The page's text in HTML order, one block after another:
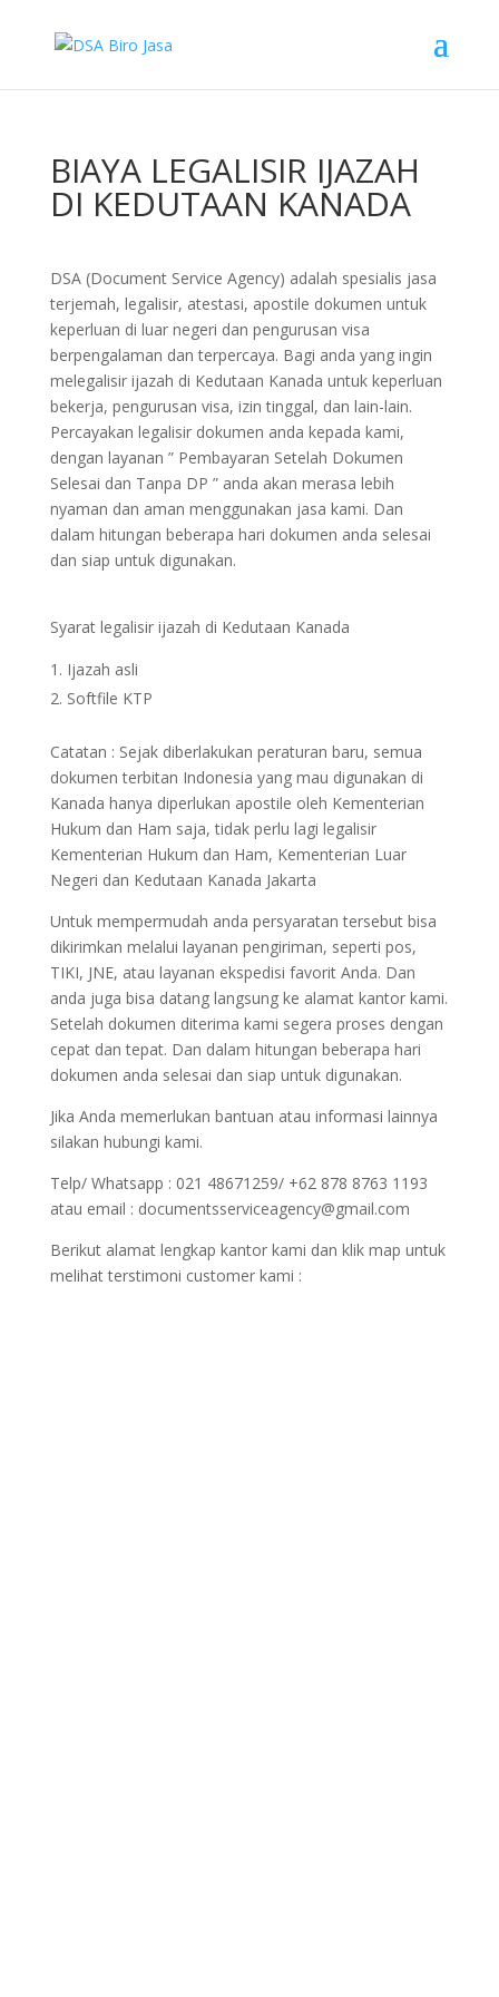
BIAYA LEGALISIR IJAZAH
DI KEDUTAAN KANADA
DSA (Document Service Agency) adalah spesialis jasa
terjemah, legalisir, atestasi, apostile dokumen untuk
keperluan di luar negeri dan pengurusan visa
berpengalaman dan terpercaya. Bagi anda yang ingin
melegalisir ijazah di Kedutaan Kanada untuk keperluan
bekerja, pengurusan visa, izin tinggal, dan lain-lain.
Percayakan legalisir dokumen anda kepada kami,
dengan layanan ” Pembayaran Setelah Dokumen
Selesai dan Tanpa DP ” anda akan merasa lebih
nyaman dan aman menggunakan jasa kami. Dan
dalam hitungan beberapa hari dokumen anda selesai
dan siap untuk digunakan.
Syarat legalisir ijazah di Kedutaan Kanada
Ijazah asli
Softfile KTP
Catatan : Sejak diberlakukan peraturan baru, semua
dokumen terbitan Indonesia yang mau digunakan di
Kanada hanya diperlukan apostile oleh Kementerian
Hukum dan Ham saja, tidak perlu lagi legalisir
Kementerian Hukum dan Ham, Kementerian Luar
Negeri dan Kedutaan Kanada Jakarta
Untuk mempermudah anda persyaratan tersebut bisa
dikirimkan melalui layanan pengiriman, seperti pos,
TIKI, JNE, atau layanan ekspedisi favorit Anda. Dan
anda juga bisa datang langsung ke alamat kantor kami.
Setelah dokumen diterima kami segera proses dengan
cepat dan tepat. Dan dalam hitungan beberapa hari
dokumen anda selesai dan siap untuk digunakan.
Jika Anda memerlukan bantuan atau informasi lainnya
silakan hubungi kami.
Telp/ Whatsapp : 021 48671259/ +62 878 8763 1193
atau email : documentsserviceagency@gmail.com
Berikut alamat lengkap kantor kami dan klik map untuk
melihat terstimoni customer kami :